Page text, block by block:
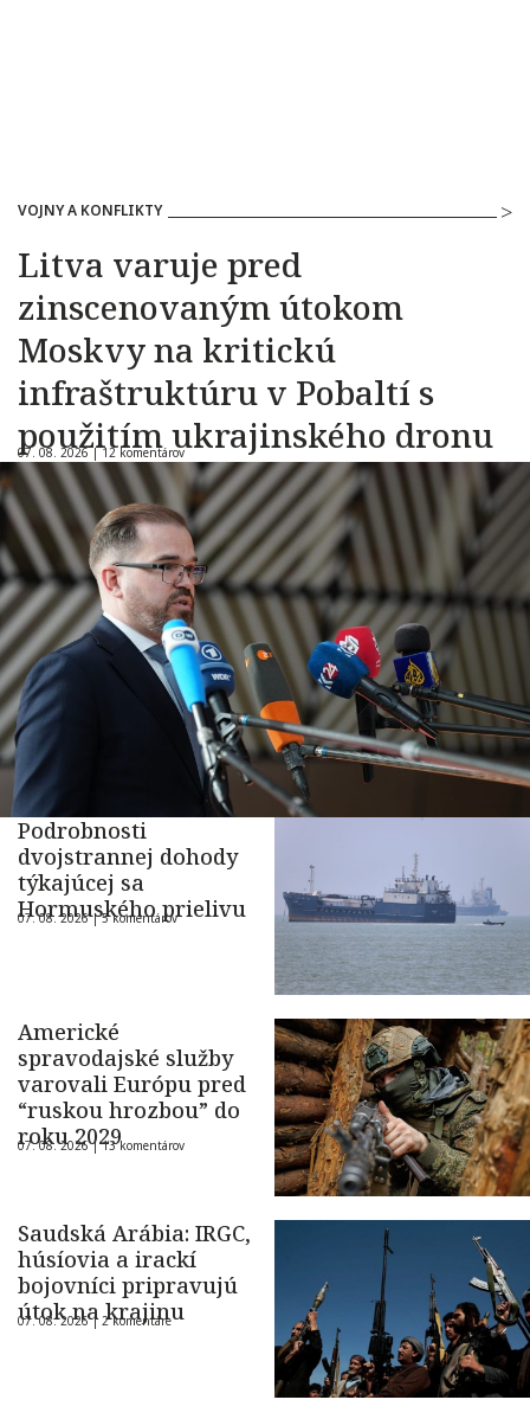
VOJNY A KONFLIKTY
Litva varuje pred
zinscenovaným útokom
Moskvy na kritickú
infraštruktúru v Pobaltí s
použitím ukrajinského dronu
07. 08. 2026 |12 komentárov
Podrobnosti
dvojstrannej dohody
týkajúcej sa
Hormuského prielivu
07. 08. 2026 |5 komentárov
Americké
spravodajské služby
varovali Európu pred
“ruskou hrozbou” do
roku 2029
07. 08. 2026 |13 komentárov
Saudská Arábia: IRGC,
húsíovia a irackí
bojovníci pripravujú
útok na krajinu
07. 08. 2026 |2 komentáre